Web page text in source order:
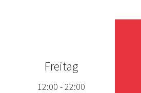
Freitag
12:00 -22:00